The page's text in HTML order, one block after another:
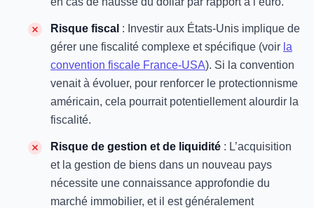
Risque fiscal : Investir aux États-Unis implique de
gérer une fiscalité complexe et spécifique (voir la
convention fiscale France-USA). Si la convention
venait à évoluer, pour renforcer le protectionnisme
américain, cela pourrait potentiellement alourdir la
fiscalité.
Risque de gestion et de liquidité : L’acquisition
et la gestion de biens dans un nouveau pays
nécessite une connaissance approfondie du
marché immobilier, et il est généralement